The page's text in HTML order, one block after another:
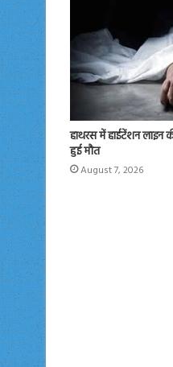
हाथरस में हाईटेंशन
हुई मौत
August 7, 2026